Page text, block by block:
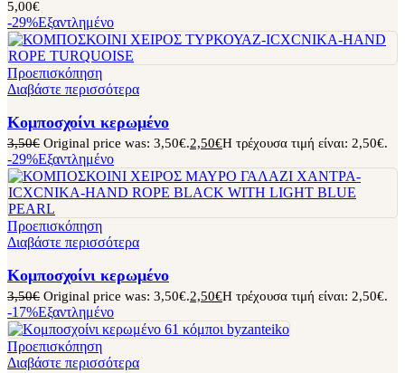
5,00€
-29%Εξαντλημένο
Προεπισκόπηση
Διαβάστε περισσότερα
Κομποσχοίνι κερωμένο
3,50€ Original price was: 3,50€.2,50€Η τρέχουσα τιμή είναι: 2,50€.
-29%Εξαντλημένο
Προεπισκόπηση
Διαβάστε περισσότερα
Κομποσχοίνι κερωμένο
3,50€ Original price was: 3,50€.2,50€Η τρέχουσα τιμή είναι: 2,50€.
-17%Εξαντλημένο
Προεπισκόπηση
Διαβάστε περισσότερα